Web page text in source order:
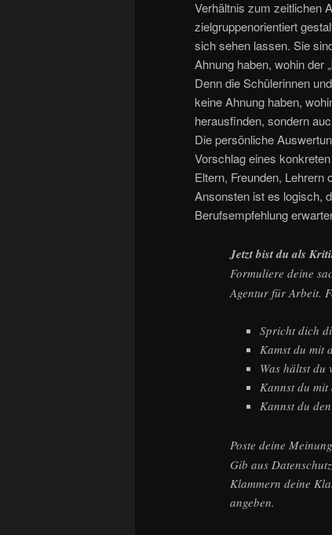
Verhältnis zum zeitlichen
zielgruppenorientiert
sich sehen lassen. Sie
Ahnung haben, wohin der
Denn die Schülerinnen
keine Ahnung haben,
herausfinden, sondern
Die persönliche
Vorschlag eines
Eltern, Freunden, Lehrern
Ansonsten ist es logisch,
Berufsempfehlung
Jetzt bist du als
Formuliere deine
Agentur für Arbeit.
Spricht dich
Kamst du mit
Was hältst du
Kannst du mit
Kannst du
Poste deine
Gib aus
Klammern deine
angeben.